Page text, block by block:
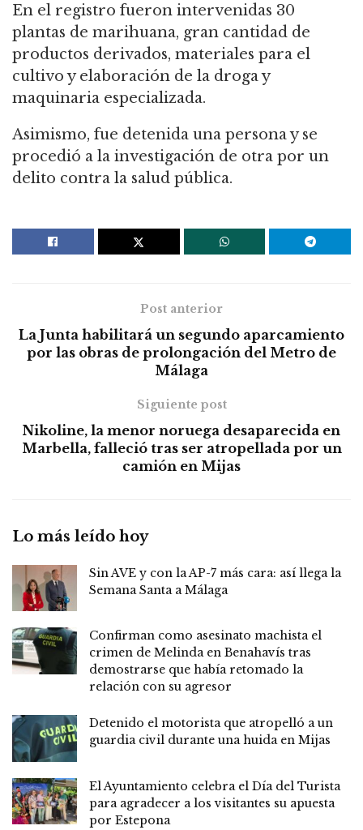
En el registro fueron intervenidas 30
plantas de marihuana, gran cantidad de
productos derivados, materiales para el
cultivo y elaboración de la droga y
maquinaria especializada.
Asimismo, fue detenida una persona y se
procedió a la investigación de otra por un
delito contra la salud pública.
Post anterior
La Junta habilitará un segundo aparcamiento
por las obras de prolongación del Metro de
Málaga
Siguiente post
Nikoline, la menor noruega desaparecida en
Marbella, falleció tras ser atropellada por un
camión en Mijas
Lo más leído hoy
Sin AVE y con la AP-7 más cara: así llega la
Semana Santa a Málaga
Confirman como asesinato machista el
crimen de Melinda en Benahavís tras
demostrarse que había retomado la
relación con su agresor
Detenido el motorista que atropelló a un
guardia civil durante una huida en Mijas
El Ayuntamiento celebra el Día del Turista
para agradecer a los visitantes su apuesta
por Estepona